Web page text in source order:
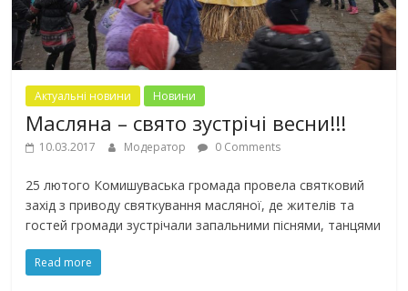
Актуальні новини Новини
Масляна – свято зустрічі весни!!!
10.03.2017 Модератор 0 Comments
25 лютого Комишуваська громада провела святковий
захід з приводу святкування масляної, де жителів та
гостей громади зустрічали запальними піснями, танцями
Read more